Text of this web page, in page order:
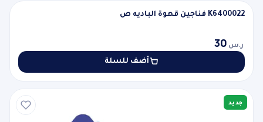
جديد K6400022 فناجين قهوة الباديه ص K6400022 فناجين قهوة الباديه ص
ر.س 30
أضف للسلة
جديد